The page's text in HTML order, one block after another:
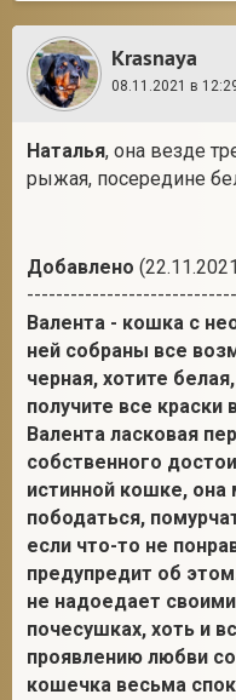
Krasnaya
08.11.2021 в
Наталья, она везде
рыжая, посередине
Добавлено
Валента - кошка с
ней собраны все
черная, хотите
получите все
Валента ласковая
собственного
истинной кошке,
пободаться,
если что-то не
предупредит об
не надоедает
почесушках, хоть и
проявлению любви
кошечка весьма